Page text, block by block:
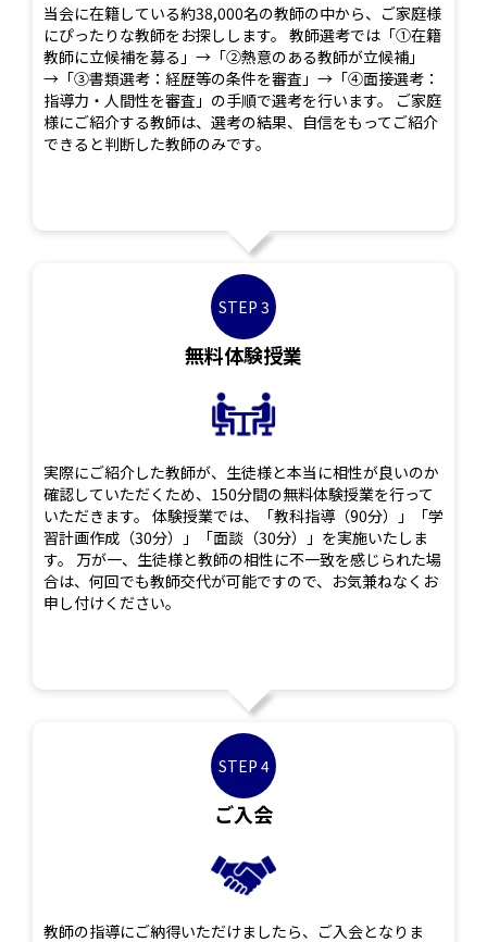
当会に在籍している約38,000名の教師の中から、ご家庭様
にぴったりな教師をお探しします。 教師選考では「①在籍
教師に立候補を募る」→「②熱意のある教師が立候補」
→「③書類選考：経歴等の条件を審査」→「④面接選考：
指導力・人間性を審査」の手順で選考を行います。 ご家庭
様にご紹介する教師は、選考の結果、自信をもってご紹介
できると判断した教師のみです。
STEP 3
無料体験授業
実際にご紹介した教師が、生徒様と本当に相性が良いのか
確認していただくため、150分間の無料体験授業を行って
いただきます。 体験授業では、「教科指導（90分）」「学
習計画作成（30分）」「面談（30分）」を実施いたしま
す。 万が一、生徒様と教師の相性に不一致を感じられた場
合は、何回でも教師交代が可能ですので、お気兼ねなくお
申し付けください。
STEP 4
ご入会
教師の指導にご納得いただけましたら、ご入会となりま